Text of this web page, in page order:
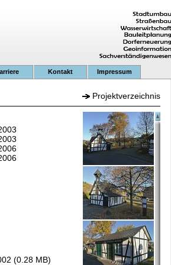
Kontakt Impressum
Projektverzeichnis
(0.28 MB)